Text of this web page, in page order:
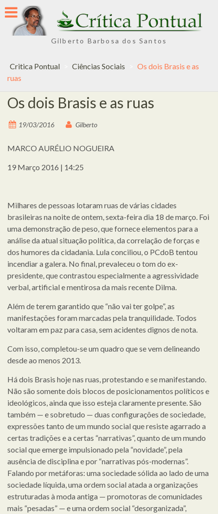
Skip
to
content
Gilberto Barbosa dos Santos
Critica Pontual Ciências Sociais
Os dois Brasis e as
ruas
Os dois Brasis e as ruas
19/03/2016 Gilberto
MARCO AURÉLIO NOGUEIRA
19 Março 2016 | 14:25
Milhares de pessoas lotaram ruas de várias cidades
brasileiras na noite de ontem, sexta-feira dia 18 de março. Foi
uma demonstração de peso, que fornece elementos para a
análise da atual situação política, da correlação de forças e
dos humores da cidadania. Lula conciliou, o PCdoB tentou
incendiar a galera. No final, prevaleceu o tom do ex-
presidente, que contrastou especialmente a agressividade
verbal, artificial e mentirosa da mais recente Dilma.
Além de terem garantido que “não vai ter golpe”, as
manifestações foram marcadas pela tranquilidade. Todos
voltaram em paz para casa, sem acidentes dignos de nota.
Com isso, completou-se um quadro que se vem delineando
desde ao menos 2013.
Há dois Brasis hoje nas ruas, protestando e se manifestando.
Não são somente dois blocos de posicionamentos políticos e
ideológicos, ainda que isso esteja claramente presente. São
também — e sobretudo — duas configurações de sociedade,
expressões tanto de um mundo social que resiste agarrado a
certas tradições e a certas “narrativas”, quanto de um mundo
social que emerge impulsionado pela “novidade”, pela
ausência de disciplina e por “narrativas pós-modernas”.
Falando por metáforas: uma sociedade sólida ao lado de uma
sociedade líquida, uma ordem social atada a organizações
estruturadas à moda antiga — promotoras de comunidades
mais “pesadas” — e uma ordem social “desorganizada”,